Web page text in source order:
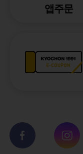
앱주문